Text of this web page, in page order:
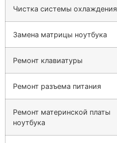
Чистка системы охлаждения
Замена матрицы ноутбука
Ремонт клавиатуры
Ремонт разъема питания
Ремонт материнской платы
ноутбука